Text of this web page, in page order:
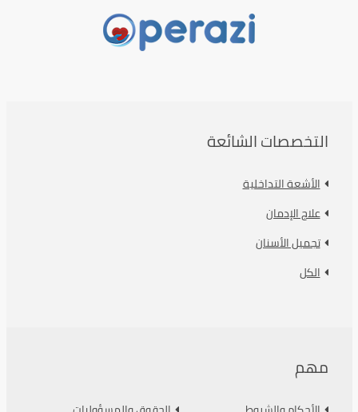
التخصصات الشائعة
الأشعة التداخلية
علاج الإدمان
تجميل الأسنان
الكل
مهم